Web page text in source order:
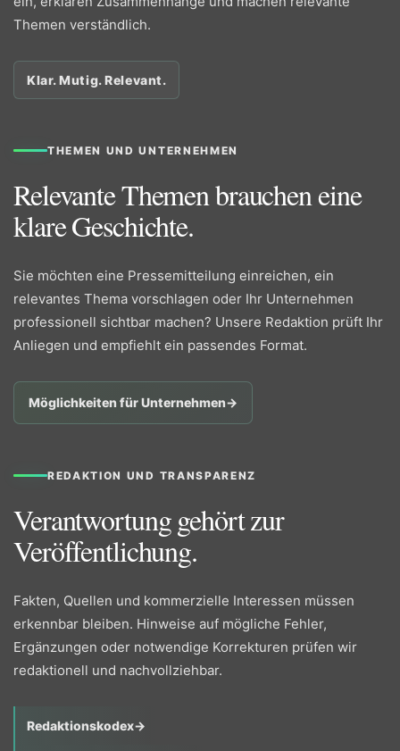
Themen verständlich.
Klar. Mutig. Relevant.
THEMEN UND UNTERNEHMEN
Relevante Themen brauchen eine
klare Geschichte.
Sie möchten eine Pressemitteilung einreichen, ein
relevantes Thema vorschlagen oder Ihr Unternehmen
professionell sichtbar machen? Unsere Redaktion prüft Ihr
Anliegen und empfiehlt ein passendes Format.
Möglichkeiten für Unternehmen→
REDAKTION UND TRANSPARENZ
Verantwortung gehört zur
Veröffentlichung.
Fakten, Quellen und kommerzielle Interessen müssen
erkennbar bleiben. Hinweise auf mögliche Fehler,
Ergänzungen oder notwendige Korrekturen prüfen wir
redaktionell und nachvollziehbar.
Redaktionskodex→